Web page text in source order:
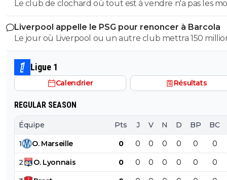
une année de contrat. C'est de la folie pure.
Le club de clochard où tout est à vendre n'a pas les
d'avoir un état derrière lui avec des fonds illimités. Si
de banlieue n'avait pas le Qatar comme propriétaire, il
déjà depuis longtemps en Ligue 2.
Liverpool appelle le PSG pour renoncer à Barcola
Le jour où Liverpool ou un autre club mettra 150
Barcola un semi remplaçant auquel il ne reste plus
année de contrat au PSG n'est pas né. Tu rêves
PSG. Au 01/01/2027 Barcola sera libre d'aller où il veut
zéro.
Ligue 1
Calendrier Résultats
REGULAR SEASON
Équipe Pts J V N D BP BC
1 O. Marseille 0 0 0 0 0 0 0
2 O. Lyonnais 0 0 0 0 0 0 0